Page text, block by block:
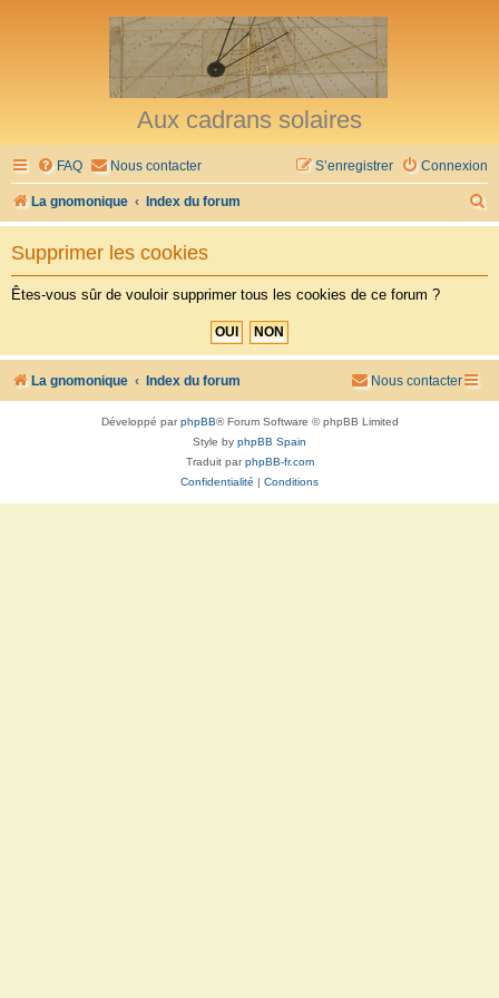
Aux cadrans solaires
FAQ Nous contacter Connexion
S’enregistrer
La gnomonique Index du forum
e
h
Supprimer les cookies
Êtes-vous sûr de vouloir supprimer tous les cookies de ce forum ?
La gnomonique Index du forum Nous contacter
Développé parphpBB® Forum Software © phpBB Limited
Style by phpBB Spain
Traduit parphpBB-fr.com
Confidentialité | Conditions